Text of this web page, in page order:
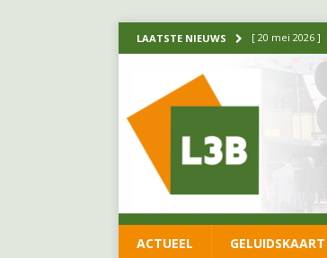
LAATSTE NIEUWS [ 20 mei 2026 ]
luchtalarm niet
[ 14 mei 2026 ]
[ 1 april 2026 ]
[ 11 juni 2026 ]
ACTUEEL GELUIDSKAART